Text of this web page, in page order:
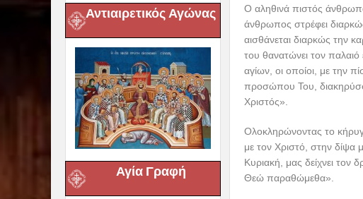
Αντιαιρετικός Αγώνας
Αγία Γραφή
Ο αληθινά πιστός
άνθρωπος στρέφει
αισθάνεται διαρκώς την
του θανατώνει τον παλαιό
αγίων, οι οποίοι, με την
προσώπου Του,
Χριστός».
Ολοκληρώνοντας το
με τον Χριστό, στην δίψα
Κυριακή, μας δείχνει
Θεώ παραθώμεθα».